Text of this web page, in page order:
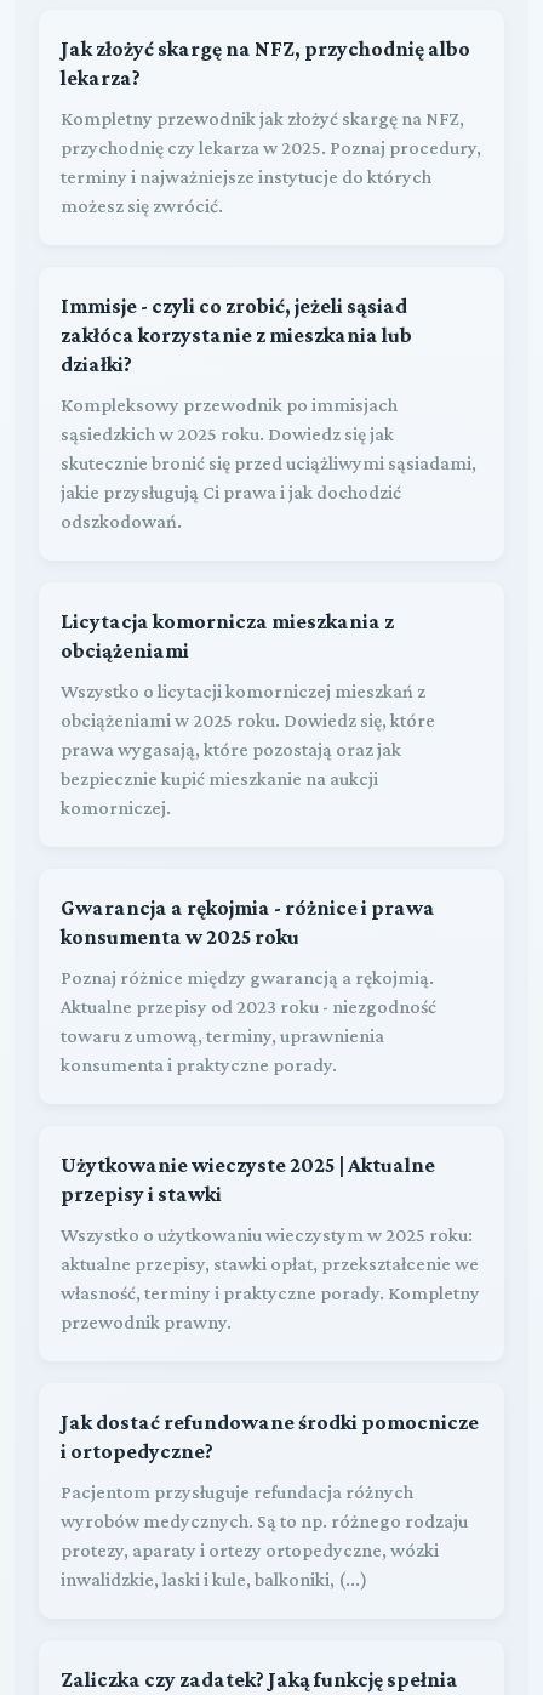
Jak złożyć skargę na NFZ, przychodnię albo
lekarza?
Kompletny przewodnik jak złożyć skargę na NFZ,
przychodnię czy lekarza w 2025. Poznaj procedury,
terminy i najważniejsze instytucje do których
możesz się zwrócić.
Immisje - czyli co zrobić, jeżeli sąsiad
zakłóca korzystanie z mieszkania lub
działki?
Kompleksowy przewodnik po immisjach
sąsiedzkich w 2025 roku. Dowiedz się jak
skutecznie bronić się przed uciążliwymi sąsiadami,
jakie przysługują Ci prawa i jak dochodzić
odszkodowań.
Licytacja komornicza mieszkania z
obciążeniami
Wszystko o licytacji komorniczej mieszkań z
obciążeniami w 2025 roku. Dowiedz się, które
prawa wygasają, które pozostają oraz jak
bezpiecznie kupić mieszkanie na aukcji
komorniczej.
Gwarancja a rękojmia - różnice i prawa
konsumenta w 2025 roku
Poznaj różnice między gwarancją a rękojmią.
Aktualne przepisy od 2023 roku - niezgodność
towaru z umową, terminy, uprawnienia
konsumenta i praktyczne porady.
Użytkowanie wieczyste 2025 | Aktualne
przepisy i stawki
Wszystko o użytkowaniu wieczystym w 2025 roku:
aktualne przepisy, stawki opłat, przekształcenie we
własność, terminy i praktyczne porady. Kompletny
przewodnik prawny.
Jak dostać refundowane środki pomocnicze
i ortopedyczne?
Pacjentom przysługuje refundacja różnych
wyrobów medycznych. Są to np. różnego rodzaju
protezy, aparaty i ortezy ortopedyczne, wózki
inwalidzkie, laski i kule, balkoniki, (...)
Zaliczka czy zadatek? Jaką funkcję spełnia